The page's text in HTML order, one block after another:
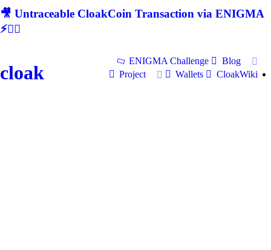
🎥 Untraceable CloakCoin Transaction via ENIGMA
⚡🕵‍♂
cloak
ENIGMA Challenge
Blog
Project
Wallets CloakWiki